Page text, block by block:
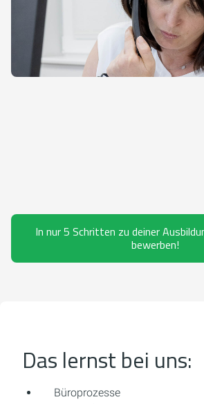
In nur 5 Schritten zu deiner
bewerben!
Das lernst bei uns:
Büroprozesse